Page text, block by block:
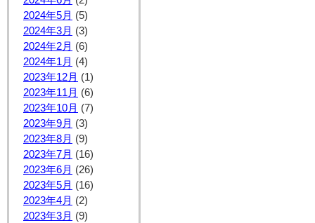
2024年5月 (5)
2024年3月 (3)
2024年2月 (6)
2024年1月 (4)
2023年12月 (1)
2023年11月 (6)
2023年10月 (7)
2023年9月 (3)
2023年8月 (9)
2023年7月 (16)
2023年6月 (26)
2023年5月 (16)
2023年4月 (2)
2023年3月 (9)